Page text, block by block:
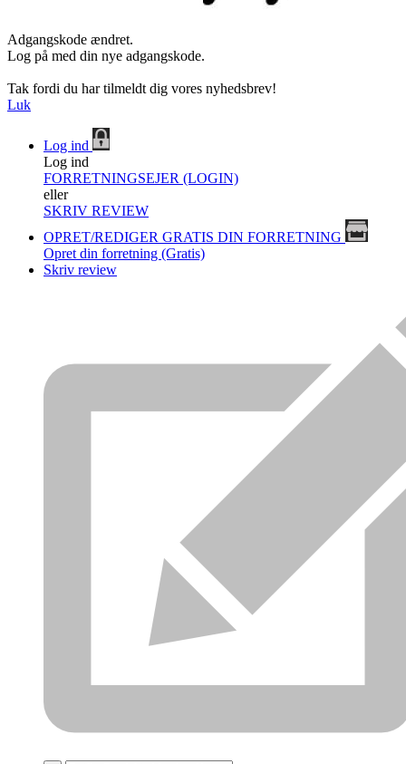
Adgangskode ændret.
Log på med din nye adgangskode.
Tak fordi du har tilmeldt dig vores nyhedsbrev!
Luk
Log ind
Log ind
FORRETNINGSEJER (LOGIN)
eller
SKRIV REVIEW
OPRET/REDIGER GRATIS DIN FORRETNING
Opret din forretning (Gratis)
Skriv review